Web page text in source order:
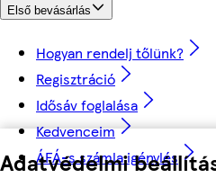
Adatvédelmi
Első bevásárlás
Hogyan rendelj tőlünk?
Regisztráció
Idősáv foglalása
Kedvenceim
ÁFÁ-s számla igénylés